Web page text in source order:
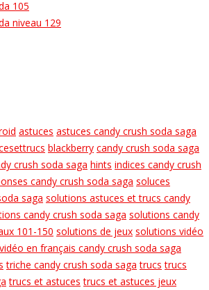
105
niveau 129
astuces astuces candy crush soda saga
blackberry candy crush soda saga
crush soda saga hints indices candy crush
candy crush soda saga soluces
saga solutions astuces et trucs candy
candy crush soda saga solutions candy
101-150 solutions de jeux solutions vidéo
en français candy crush soda saga
triche candy crush soda saga trucs trucs
trucs et astuces trucs et astuces jeux